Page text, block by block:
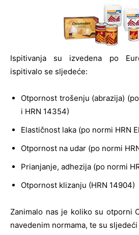
Ispitivanja su izvedena po
ispitivalo se sljedeće:
Otpornost trošenju (abrazija)
i HRN 14354)
Elastičnost laka (po normi HRN
Otpornost na udar (po normi
Prianjanje, adhezija (po normi
Otpornost klizanju (HRN 14904)
Zanimalo nas je koliko su otporni
navedenim normama, te su